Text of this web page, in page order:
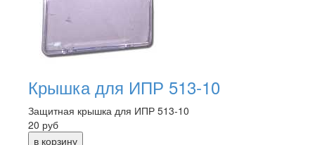
Крышка для ИПР 513-10
Защитная крышка для ИПР 513-10
20 руб